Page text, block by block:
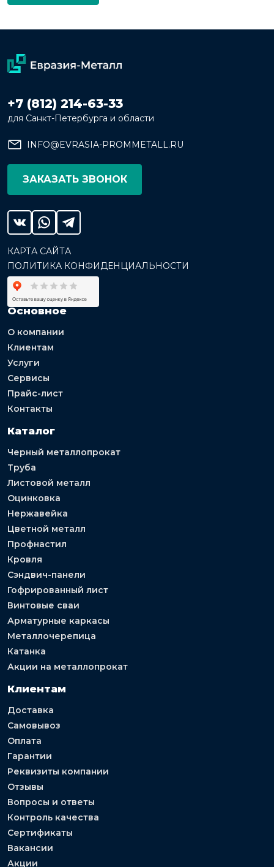
+7 (812) 214-63-33
для Санкт-Петербурга и области
INFO@EVRASIA-PROMMETALL.RU
ЗАКАЗАТЬ ЗВОНОК
КАРТА САЙТА
ПОЛИТИКА КОНФИДЕНЦИАЛЬНОСТИ
Основное
О компании
Клиентам
Услуги
Сервисы
Прайс-лист
Контакты
Каталог
Черный металлопрокат
Труба
Листовой металл
Оцинковка
Нержавейка
Цветной металл
Профнастил
Кровля
Сэндвич-панели
Гофрированный лист
Винтовые сваи
Арматурные каркасы
Металлочерепица
Катанка
Акции на металлопрокат
Клиентам
Доставка
Самовывоз
Оплата
Гарантии
Реквизиты компании
Отзывы
Вопросы и ответы
Контроль качества
Сертификаты
Вакансии
Акции